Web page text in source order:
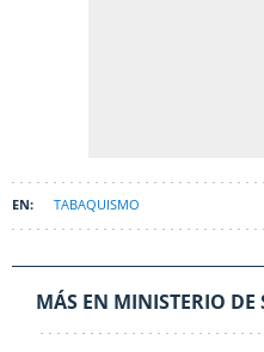
TABAQUISMO
MÁS EN MINISTERIO DE